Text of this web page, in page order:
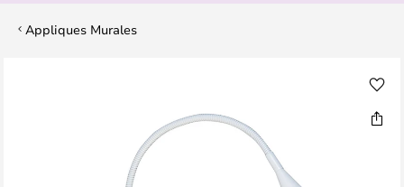
Appliques Murales